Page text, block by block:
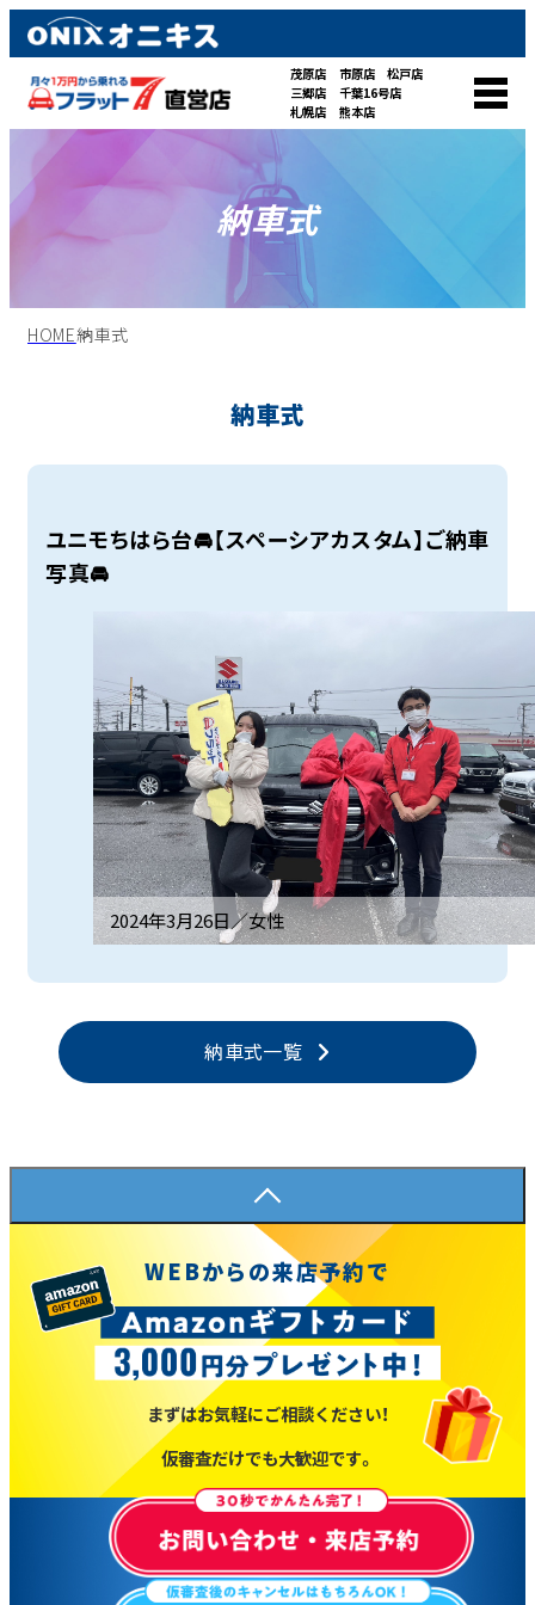
茂原店 市原店
松戸店
三郷店
千葉16号店
札幌店
熊本店
納車式
HOME納車式
納車式
ユニモちはら台🚘【スペーシアカスタム】ご納車
写真🚘
2024年3月26日／女性
納車式一覧
WEBからの来店予約で
まずはお気軽にご相談ください！
仮審査だけでも大歓迎です。